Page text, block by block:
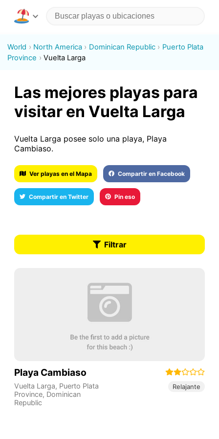
World North America Dominican Republic
Puerto Plata
Province
Vuelta Larga
Las mejores playas para
visitar en Vuelta Larga
Vuelta Larga posee solo una playa, Playa
Cambiaso.
Ver playas en el Mapa Compartir en Facebook
Compartir en Twitter Pin eso
Filtrar
Playa Cambiaso
Vuelta Larga, Puerto Plata
Province, Dominican
Republic
Relajante